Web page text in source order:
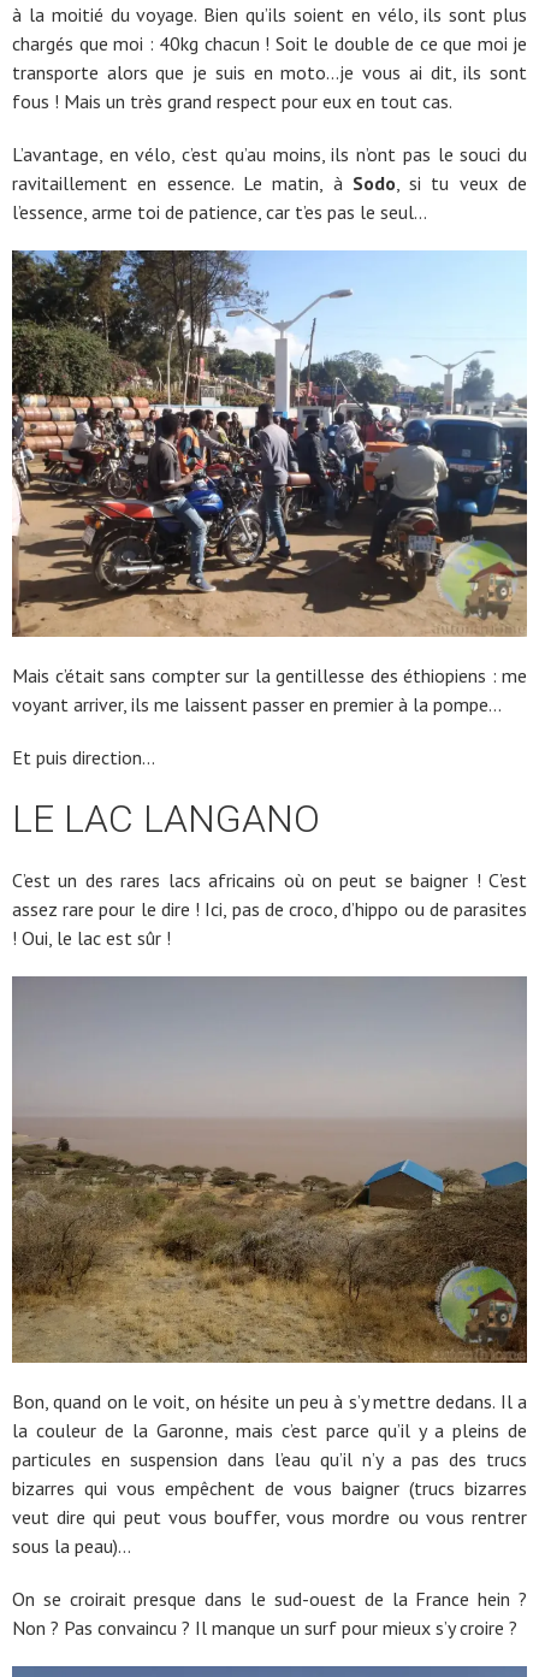
à la moitié du voyage. Bien qu’ils soient en vélo, ils sont plus
chargés que moi : 40kg chacun ! Soit le double de ce que moi je
transporte alors que je suis en moto…je vous ai dit, ils sont
fous ! Mais un très grand respect pour eux en tout cas.
L’avantage, en vélo, c’est qu’au moins, ils n’ont pas le souci du
ravitaillement en essence. Le matin, à Sodo, si tu veux de
l’essence, arme toi de patience, car t’es pas le seul…
Mais c’était sans compter sur la gentillesse des éthiopiens : me
voyant arriver, ils me laissent passer en premier à la pompe…
Et puis direction…
LE LAC LANGANO
C’est un des rares lacs africains où on peut se baigner ! C’est
assez rare pour le dire ! Ici, pas de croco, d’hippo ou de parasites
! Oui, le lac est sûr !
Bon, quand on le voit, on hésite un peu à s’y mettre dedans. Il a
la couleur de la Garonne, mais c’est parce qu’il y a pleins de
particules en suspension dans l’eau qu’il n’y a pas des trucs
bizarres qui vous empêchent de vous baigner (trucs bizarres
veut dire qui peut vous bouffer, vous mordre ou vous rentrer
sous la peau)…
On se croirait presque dans le sud-ouest de la France hein ?
Non ? Pas convaincu ? Il manque un surf pour mieux s’y croire ?